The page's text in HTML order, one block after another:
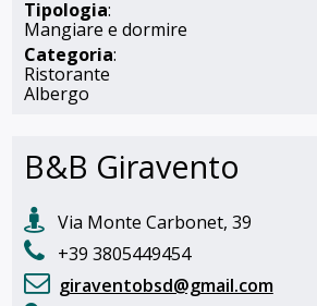
Tipologia:
Mangiare e dormire
Categoria:
Ristorante
Albergo
B&B Giravento
Via Monte Carbonet, 39
+39 3805449454
giraventobsd@gmail.com